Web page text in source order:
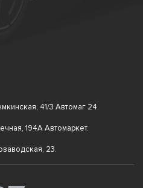
41/3 Автомаг 24.
194А Автомаркет.
23.